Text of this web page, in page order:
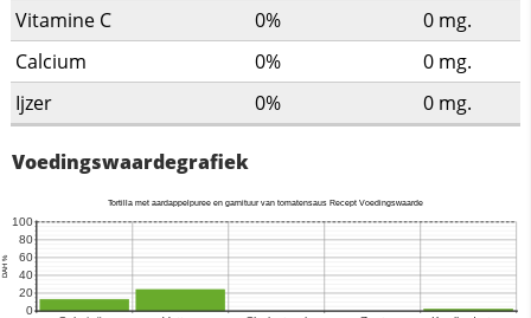
Vitamine C
0% 0 mg.
Calcium
0% 0 mg.
Ijzer
0% 0 mg.
Voedingswaardegrafiek